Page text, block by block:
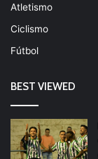
Atletismo
Ciclismo
Fútbol
BEST VIEWED